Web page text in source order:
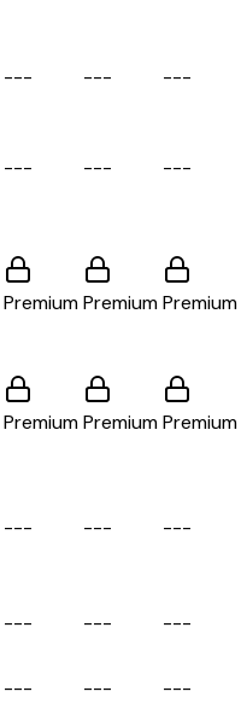
--- --- ---
--- --- ---
PremiumPremiumPremium
PremiumPremiumPremium
--- --- ---
--- --- ---
--- --- ---